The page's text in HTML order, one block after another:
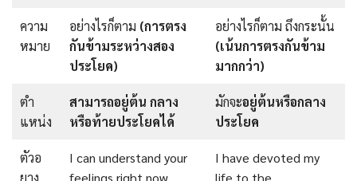
ความ
หมาย
อย่างไรก็ตาม (การตรง
กันข้ามระหว่างสอง
ประโยค)
อย่างไรก็ตาม ถึงกระนั้น
(เน้นการตรงกันข้าม
มากกว่า)
ตํา
แหน่ง
สามารถอยู่ต้น กลาง
หรือท้ายประโยคได้
มักจะอยู่ต้นหรือกลาง
ประโยค
ตัวอ
I can understand your
I have devoted my